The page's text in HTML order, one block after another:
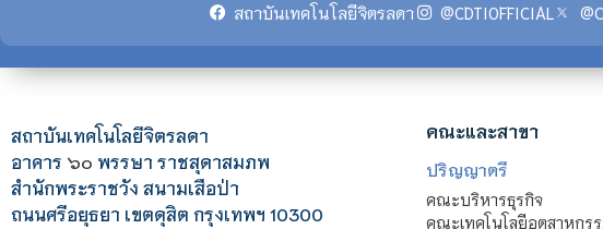
สถาบันเทคโนโลยีจิตรลดา @CDTIOFFICIAL
สถาบันเทคโนโลยีจิตรลดา
อาคาร ๖๐ พรรษา ราชสุดาสมภพ
สำนักพระราชวัง สนามเสือป่า
ถนนศรีอยุธยา เขตดุสิต กรุงเทพฯ 10300
คณะและสาขา
ปริญญาตรี
คณะบริหารธุรกิจ
คณะเทคโนโลยีอุตสาหกร